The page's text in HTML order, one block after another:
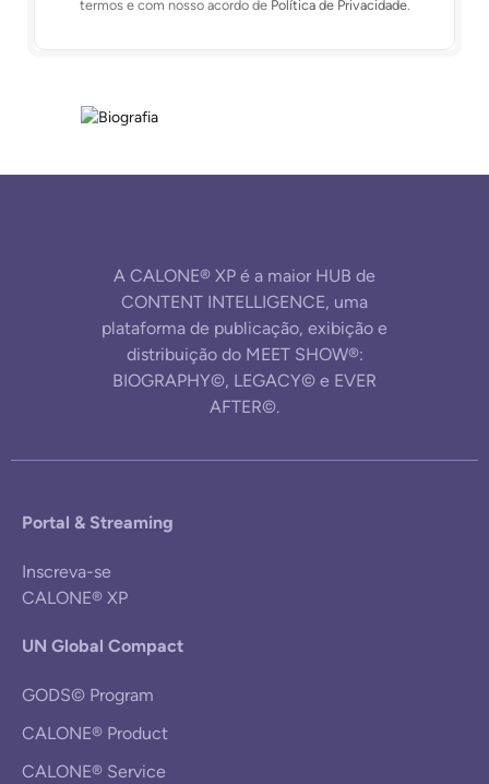
termos e com nosso acordo de Política de Privacidade.
A CALONE® XP é a maior HUB de
CONTENT INTELLIGENCE, uma
plataforma de publicação, exibição e
distribuição do MEET SHOW®:
BIOGRAPHY©, LEGACY© e EVER
AFTER©.
Portal & Streaming
Inscreva-se
CALONE® XP
UN Global Compact
GODS© Program
CALONE® Product
CALONE® Service